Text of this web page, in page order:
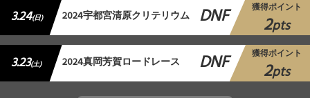
3.24(日) 2024宇都宮清原クリテリウム DNF 獲得ポイント
2pts
3.23(土) 2024真岡芳賀ロードレース DNF 獲得ポイント
2pts